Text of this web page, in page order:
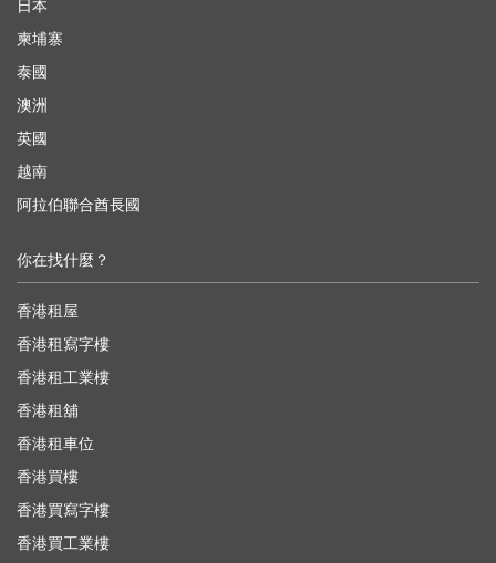
日本
柬埔寨
泰國
澳洲
英國
越南
阿拉伯聯合酋長國
你在找什麼？
香港租屋
香港租寫字樓
香港租工業樓
香港租舖
香港租車位
香港買樓
香港買寫字樓
香港買工業樓